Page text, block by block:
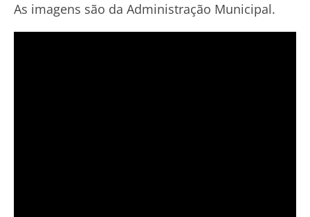
As imagens são da Administração Municipal.